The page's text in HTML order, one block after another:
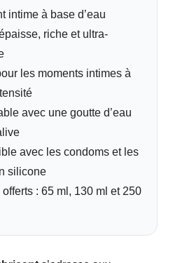
intime à base d’eau
riche et ultra-
les moments intimes à
avec une goutte d’eau
avec les condoms et les
silicone
offerts : 65 ml, 130 ml et 250